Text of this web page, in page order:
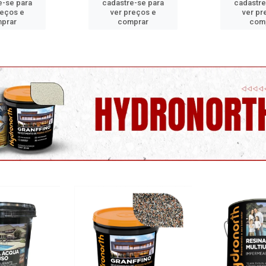
se para
e
cadastre-se para
ver preços e
comprar
ver